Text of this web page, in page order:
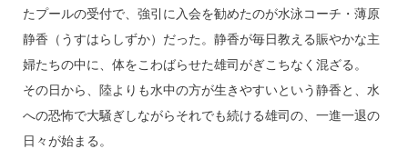
たプールの受付で、強引に入会を勧めたのが水泳コーチ・薄原
静香（うすはらしずか）だった。静香が毎日教える賑やかな主
婦たちの中に、体をこわばらせた雄司がぎこちなく混ざる。
その日から、陸よりも水中の方が生きやすいという静香と、水
への恐怖で大騒ぎしながらそれでも続ける雄司の、一進一退の
日々が始まる。